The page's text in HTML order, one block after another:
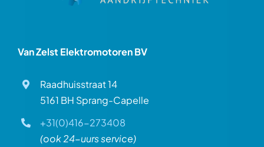
Van Zelst Elektromotoren BV
Raadhuisstraat 14
5161 BH Sprang-Capelle
+31(0)416-273408
(ook 24-uurs service)